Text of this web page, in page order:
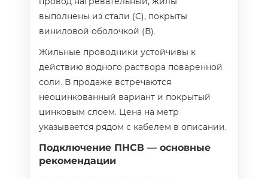
провод нагревательный, жилы
выполнены из стали (С), покрыты
виниловой оболочкой (В).
Жильные проводники устойчивы к
действию водного раствора поваренной
соли. В продаже встречаются
неоцинкованный вариант и покрытый
цинковым слоем. Цена на метр
указывается рядом с кабелем в описании.
Подключение ПНСВ — основные
рекомендации